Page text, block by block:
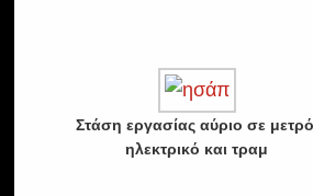
Στάση εργασίας αύριο σε
ηλεκτρικό και τραμ